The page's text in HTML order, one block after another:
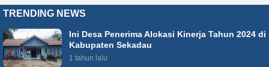
TRENDING NEWS
Ini Desa Penerima Alokasi Kinerja Tahun 2024 di
Kabupaten Sekadau
1 tahun lalu